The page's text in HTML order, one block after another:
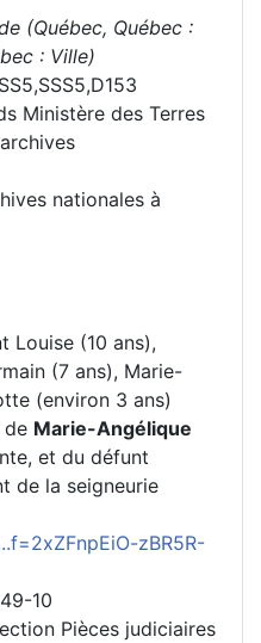
(Québec, Québec :
: Ville)
Ministère des Terres
nationales à
Louise (10 ans),
(7 ans), Marie-
(environ 3 ans)
de Marie-Angélique
et du défunt
de la seigneurie
zBR5R-
10
Pièces judiciaires